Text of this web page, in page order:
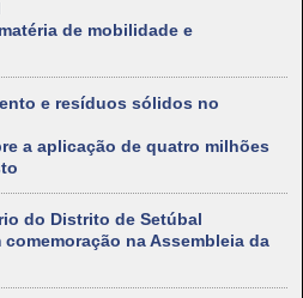
de mobilidade e
e resíduos sólidos no
a aplicação de quatro milhões
do Distrito de Setúbal
na Assembleia da